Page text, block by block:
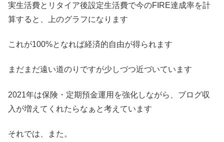
実生活費とリタイア後設定生活費で今のFIRE達成率を計
算すると、上のグラフになります
これが100%となれば経済的自由が得られます
まだまだ遠い道のりですが少しづつ近づいています
2021年は保険・定期預金運用を強化しながら、ブログ収
入が増えてくれたらなぁと考えています
それでは、また。